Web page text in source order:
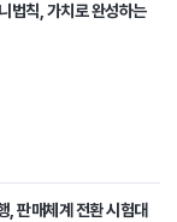
법칙, 가치로 완성하는
, 판매체계 전환 시험대